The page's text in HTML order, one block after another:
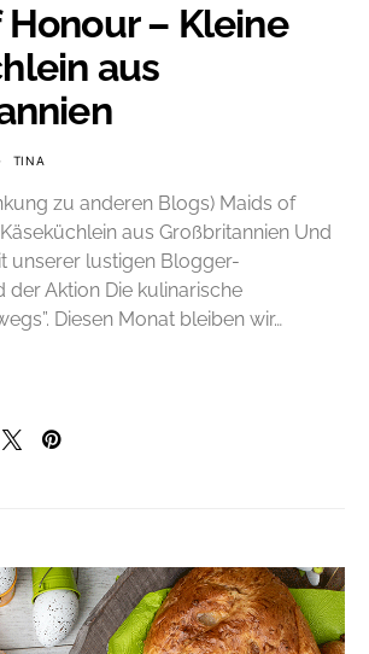
Honour – Kleine
aus
TINA
zu anderen Blogs) Maids of
aus Großbritannien Und
unserer lustigen Blogger-
der Aktion Die kulinarische
Diesen Monat bleiben wir…